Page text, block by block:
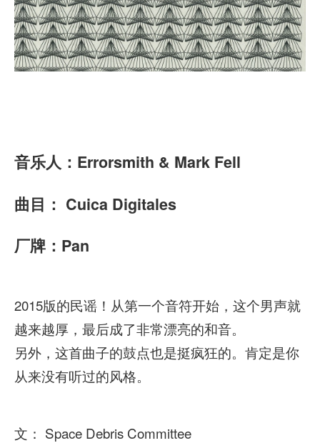
音乐人：Errorsmith & Mark Fell
曲目： Cuica Digitales
厂牌：Pan
2015版的民谣！从第一个音符开始，这个男声就
越来越厚，最后成了非常漂亮的和音。
另外，这首曲子的鼓点也是挺疯狂的。肯定是你
从来没有听过的风格。
文： Space Debris Committee